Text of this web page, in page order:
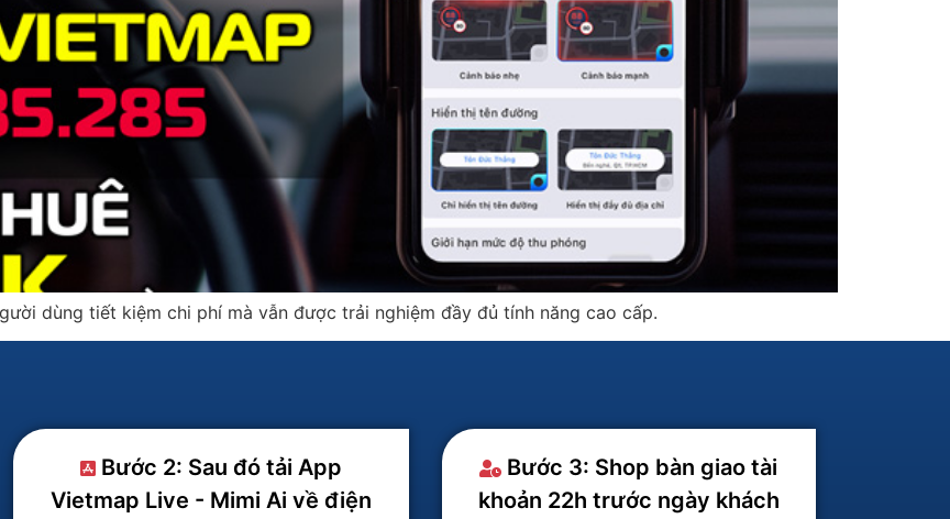
dùng tiết kiệm chi phí mà vẫn được trải nghiệm đầy đủ tính năng cao cấp.
Bước 2: Sau đó tải App
Vietmap Live - Mimi Ai về điện
Bước 3: Shop bàn giao tài
khoản 22h trước ngày khách